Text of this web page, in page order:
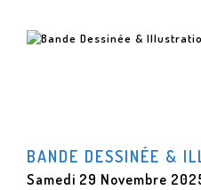
BANDE DESSINÉE &
Samedi 29 Novembre